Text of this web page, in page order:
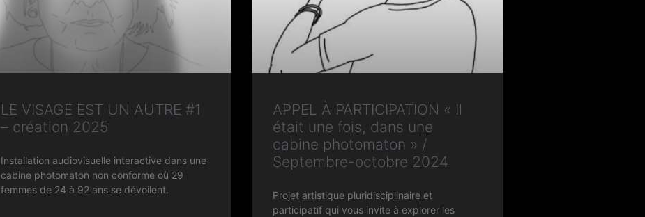
LE VISAGE EST UN AUTRE #1
– création 2025
Installation audiovisuelle interactive dans une
cabine photomaton non conforme où 29
femmes de 24 à 92 ans se dévoilent.
APPEL À PARTICIPATION « Il
était une fois, dans une
cabine photomaton » /
Septembre-octobre 2024
Projet artistique pluridisciplinaire et
participatif qui vous invite à explorer les